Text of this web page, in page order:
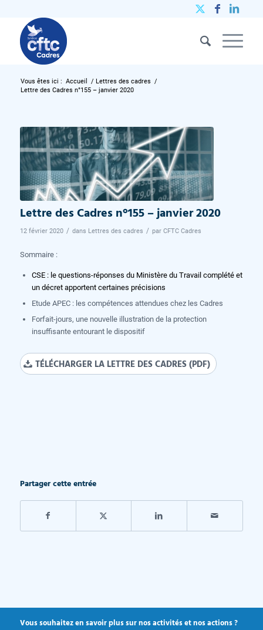
Vous êtes ici : Accueil / Lettres des cadres /
Lettre des Cadres n°155 – janvier 2020
Lettre des Cadres n°155 – janvier 2020
12 février 2020 / dans Lettres des cadres / par CFTC Cadres
Sommaire :
CSE : le questions-réponses du Ministère du Travail complété et
un décret apportent certaines précisions
Etude APEC : les compétences attendues chez les Cadres
Forfait-jours, une nouvelle illustration de la protection
insuffisante entourant le dispositif
TÉLÉCHARGER LA LETTRE DES CADRES (PDF)
Partager cette entrée
Vous souhaitez en savoir plus sur nos activités et nos actions ?